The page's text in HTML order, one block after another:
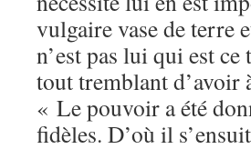
vulgaire vase de terre
n’est pas lui qui est
tout tremblant d’avoir
« Le pouvoir a été
fidèles. D’où il